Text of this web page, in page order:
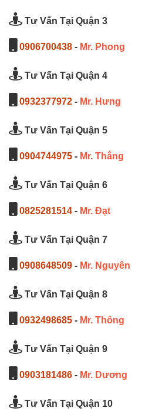
Tư Vấn Tại Quận 3
0906700438 - Mr. Phong
Tư Vấn Tại Quận 4
0932377972 - Mr. Hưng
Tư Vấn Tại Quận 5
0904744975 - Mr. Thắng
Tư Vấn Tại Quận 6
0825281514 - Mr. Đạt
Tư Vấn Tại Quận 7
0908648509 - Mr. Nguyên
Tư Vấn Tại Quận 8
0932498685 - Mr. Thông
Tư Vấn Tại Quận 9
0903181486 - Mr. Dương
Tư Vấn Tại Quận 10